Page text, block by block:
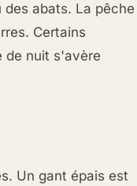
abats. La pêche
Certains
de nuit s'avère
Un gant épais est